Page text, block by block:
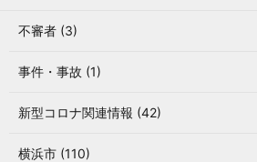
不審者 (3)
事件・事故 (1)
新型コロナ関連情報 (42)
横浜市 (110)